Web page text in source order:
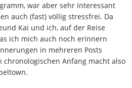
war aber sehr interessant
auch (fast) völlig stressfrei. Da
Kai und ich, auf der Reise
ich mich auch noch erinnern
in mehreren Posts
Anfang macht also